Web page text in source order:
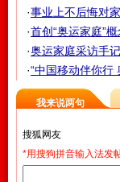
·事业上不后悔对
·首创“奥运家庭”
·奥运家庭采访手
·“中国移动伴你行
我来说两句
*用搜狗拼音输入法发